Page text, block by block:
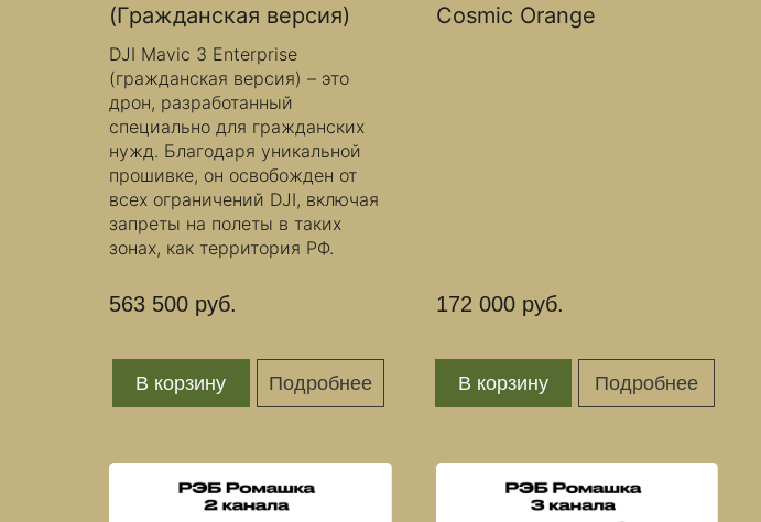
(Гражданская версия)
DJI Mavic 3 Enterprise
(гражданская версия) – это
дрон, разработанный
специально для гражданских
нужд. Благодаря уникальной
прошивке, он освобожден от
всех ограничений DJI, включая
запреты на полеты в таких
зонах, как территория РФ.
563 500 руб.
В корзину Подробнее
Cosmic Orange
172 000 руб.
В корзину Подробнее